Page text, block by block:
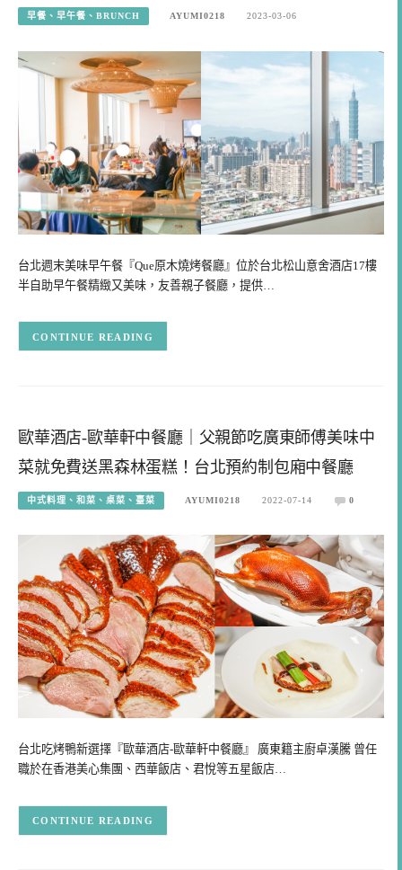
早餐、早午餐、BRUNCH AYUMI0218 2023-03-06
台北週末美味早午餐『Que原木燒烤餐廳』位於台北松山意舍酒店17樓
半自助早午餐精緻又美味，友善親子餐廳，提供…
CONTINUE READING
歐華酒店-歐華軒中餐廳｜父親節吃廣東師傅美味中
菜就免費送黑森林蛋糕！台北預約制包廂中餐廳
中式料理、和菜、桌菜、臺菜 AYUMI0218 2022-07-14 0
台北吃烤鴨新選擇『歐華酒店-歐華軒中餐廳』 廣東籍主廚卓漢騰 曾任
職於在香港美心集團、西華飯店、君悅等五星飯店…
CONTINUE READING